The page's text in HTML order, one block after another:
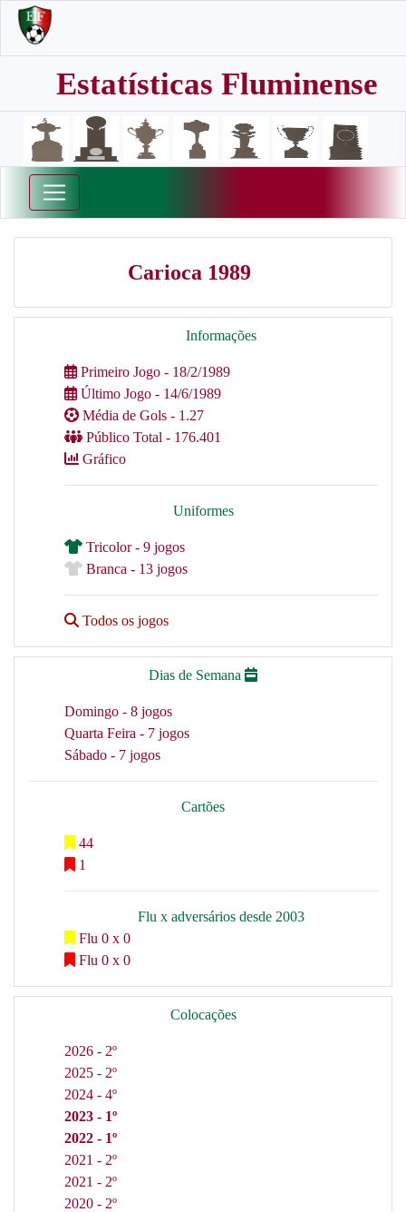
Estatísticas Fluminense
Carioca 1989
Informações
Primeiro Jogo - 18/2/1989
Último Jogo - 14/6/1989
Média de Gols - 1.27
Público Total - 176.401
Gráfico
Uniformes
Tricolor - 9 jogos
Branca - 13 jogos
Todos os jogos
Dias de Semana
Domingo - 8 jogos
Quarta Feira - 7 jogos
Sábado - 7 jogos
Cartões
44
1
Flu x adversários desde 2003
Flu 0 x 0
Flu 0 x 0
Colocações
2026 - 2º
2025 - 2º
2024 - 4º
2023 - 1º
2022 - 1º
2021 - 2º
2021 - 2º
2020 - 2º